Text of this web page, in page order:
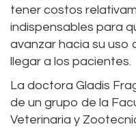
tener costos
indispensables para
avanzar hacia su uso
llegar a los pacientes.
La doctora Gladis
de un grupo de la
Veterinaria y